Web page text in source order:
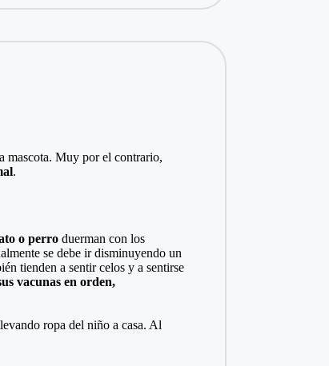
mascota. Muy por el contrario,
.
o perroduerman con los
se debe ir disminuyendo un
tienden a sentir celos y a sentirse
vacunas en orden,
ropa del niño a casa. Al